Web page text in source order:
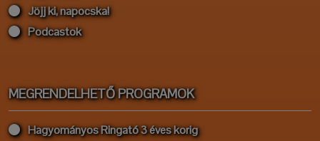
Jöjj ki, napocska!
Podcastok
MEGRENDELHETŐ PROGRAMOK
Hagyományos Ringató 3 éves korig